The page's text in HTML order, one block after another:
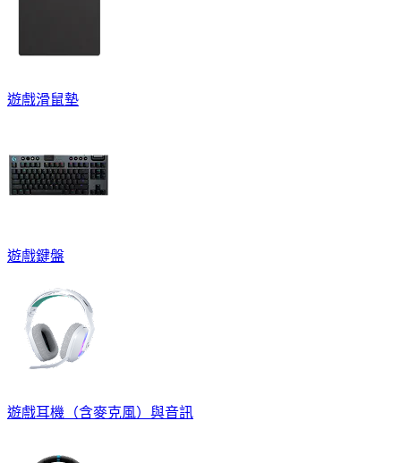
遊戲滑鼠墊
遊戲鍵盤
遊戲耳機（含麥克風）與音訊